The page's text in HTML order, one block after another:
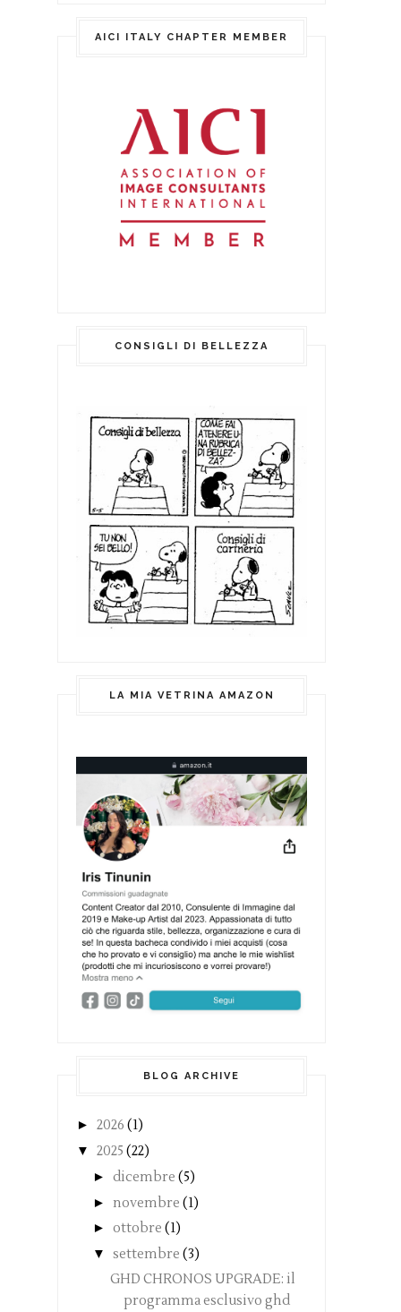
AICI ITALY CHAPTER MEMBER
CONSIGLI DI BELLEZZA
LA MIA VETRINA AMAZON
BLOG ARCHIVE
► 2026 (1)
▼ 2025 (22)
► dicembre (5)
► novembre (1)
► ottobre (1)
▼ settembre (3)
GHD CHRONOS UPGRADE: il
programma esclusivo ghd